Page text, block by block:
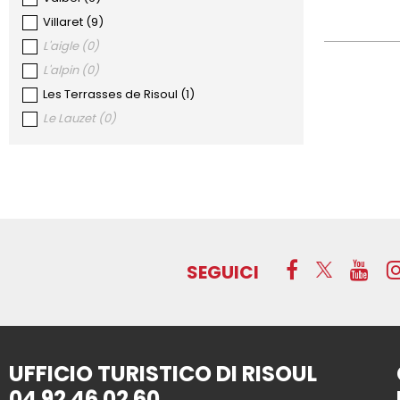
Villaret (9)
L'aigle (0)
L'alpin (0)
Les Terrasses de Risoul (1)
Le Lauzet (0)
SEGUICI
UFFICIO TURISTICO DI RISOUL